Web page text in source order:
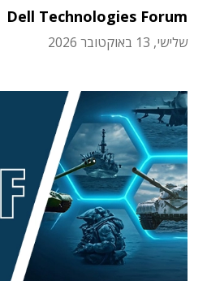
Dell Technologies Forum
שלישי, 13 באוקטובר 2026